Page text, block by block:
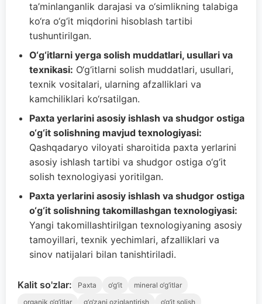
ta’minlanganlik darajasi va o‘simlikning talabiga
ko‘ra o‘g‘it miqdorini hisoblash tartibi
tushuntirilgan.
O‘g‘itlarni yerga solish muddatlari, usullari va
texnikasi: O‘g‘itlarni solish muddatlari, usullari,
texnik vositalari, ularning afzalliklari va
kamchiliklari ko‘rsatilgan.
Paxta yerlarini asosiy ishlash va shudgor ostiga
o‘g‘it solishning mavjud texnologiyasi:
Qashqadaryo viloyati sharoitida paxta yerlarini
asosiy ishlash tartibi va shudgor ostiga o‘g‘it
solish texnologiyasi yoritilgan.
Paxta yerlarini asosiy ishlash va shudgor ostiga
o‘g‘it solishning takomillashgan texnologiyasi:
Yangi takomillashtirilgan texnologiyaning asosiy
tamoyillari, texnik yechimlari, afzalliklari va
sinov natijalari bilan tanishtiriladi.
Kalit so'zlar: Paxta o‘g‘it
mineral o‘g‘itlar
organik o‘g‘itlar
g‘o‘zani oziqlantirish
o‘g‘it solish